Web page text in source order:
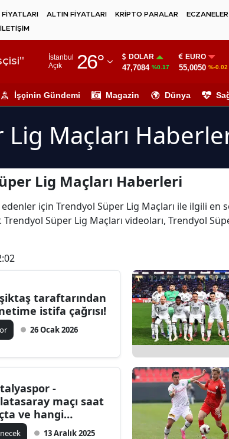
ALTIN FİYATLARI KRİPTO PARALAR ECZANELER
İLETİŞİM
İstanbul
Açık
26°
Adıyaman
Ağrı
Amasya
Antalya
Artvin
Aydın
Bingöl
Bitlis
Bursa
DOLAR
47,7084 %0.17
EURO
55,0050 %-0.02
İşçinin Gündemi Magazin Dünya
Maçları
Lig Maçları Haberleri
için Trendyol Süper Lig Maçları ile ilgili en
Süper Lig Maçları videoları, Trendyol
taraftarından
istifa çağrısı!
26 Ocak 2026
-
maçı saat
ve hangi
13 Aralık 2025